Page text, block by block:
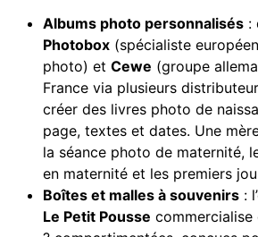
Albums photo personnalisés :
Photobox (spécialiste
photo) et Cewe (groupe
France via plusieurs
créer des livres photo de
page, textes et dates. Une
la séance photo de maternité,
en maternité et les premiers
Boîtes et malles à souvenirs :
Le Petit Pousse commercialise